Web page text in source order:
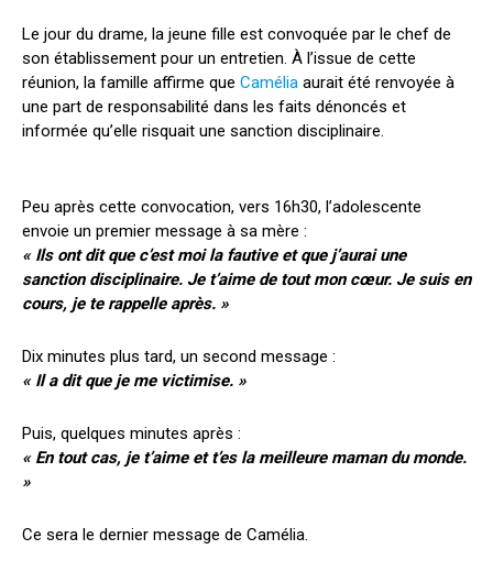
Le jour du drame, la jeune fille est convoquée par le chef de
son établissement pour un entretien. À l’issue de cette
réunion, la famille affirme que Camélia aurait été renvoyée à
une part de responsabilité dans les faits dénoncés et
informée qu’elle risquait une sanction disciplinaire.
Peu après cette convocation, vers 16h30, l’adolescente
envoie un premier message à sa mère :
« Ils ont dit que c’est moi la fautive et que j’aurai une
sanction disciplinaire. Je t’aime de tout mon cœur. Je suis en
cours, je te rappelle après. »
Dix minutes plus tard, un second message :
« Il a dit que je me victimise. »
Puis, quelques minutes après :
« En tout cas, je t’aime et t’es la meilleure maman du monde.
»
Ce sera le dernier message de Camélia.